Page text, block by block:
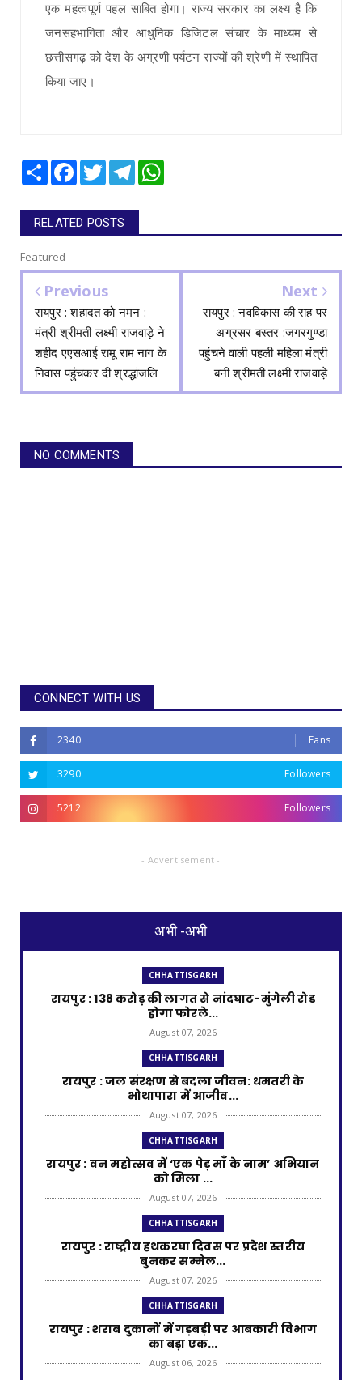
एक महत्वपूर्ण पहल साबित होगा। राज्य सरकार का लक्ष्य है कि
जनसहभागिता और आधुनिक डिजिटल संचार के माध्यम से
छत्तीसगढ़ को देश के अग्रणी पर्यटन राज्यों की श्रेणी में स्थापित
किया जाए।
Share Facebook
TwitterTelegram
RELATED POSTS
Featured
Previous
रायपुर : शहादत को नमन :
मंत्री श्रीमती लक्ष्मी राजवाड़े ने
शहीद एएसआई रामू राम नाग के
निवास पहुंचकर दी श्रद्धांजलि
Next
रायपुर : नवविकास की राह पर
अग्रसर बस्तर :जगरगुण्डा
पहुंचने वाली पहली महिला मंत्री
बनी श्रीमती लक्ष्मी राजवाड़े
NO COMMENTS
CONNECT WITH US
2340 Fans
3290 Followers
5212 Followers
- Advertisement -
अभी -अभी
CHHATTISGARH
रायपुर : 138 करोड़ की लागत से नांदघाट-मुंगेली रोड
होगा फोरले...
August 07, 2026
CHHATTISGARH
रायपुर : जल संरक्षण से बदला जीवन: धमतरी के
भोथापारा में आजीव...
August 07, 2026
CHHATTISGARH
रायपुर : वन महोत्सव में ‘एक पेड़ माँ के नाम’ अभियान
को मिला ...
August 07, 2026
CHHATTISGARH
रायपुर : राष्ट्रीय हथकरघा दिवस पर प्रदेश स्तरीय
बुनकर सम्मेल...
August 07, 2026
CHHATTISGARH
रायपुर : शराब दुकानों में गड़बड़ी पर आबकारी विभाग
का बड़ा एक...
August 06, 2026